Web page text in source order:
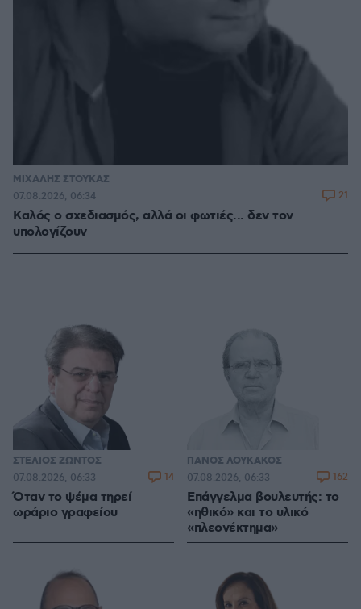
ΜΙΧΑΛΗΣ ΣΤΟΥΚΑΣ
Καλός ο σχεδιασμός, αλλά οι φωτιές... δεν τον
υπολογίζουν
07.08.2026, 06:34 21
ΣΤΕΛΙΟΣ ΖΩΝΤΟΣ
Όταν το ψέμα τηρεί
ωράριο γραφείου
07.08.2026, 06:33 14
ΠΑΝΟΣ ΛΟΥΚΑΚΟΣ
Επάγγελμα βουλευτής: το
«ηθικό» και το υλικό
«πλεονέκτημα»
07.08.2026, 06:33 162